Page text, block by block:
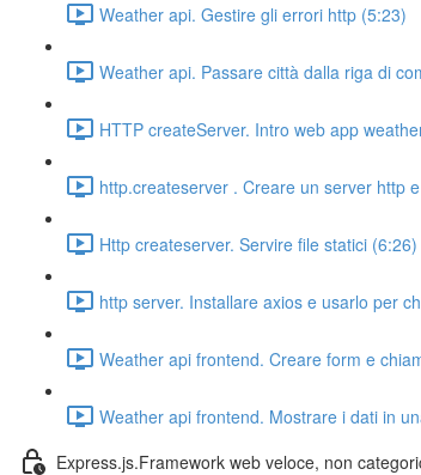
Weather api. Gestire gli errori http (5:23)
Weather api. Passare città dalla riga di
HTTP createServer. Intro web app
http.createserver . Creare un server http
Http createserver. Servire file statici (6:26)
http server. Installare axios e usarlo per
Weather api frontend. Creare form e
Weather api frontend. Mostrare i dati in
Express.js.Framework web veloce, non